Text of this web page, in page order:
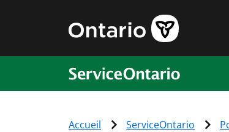
Accueil ServiceOntario